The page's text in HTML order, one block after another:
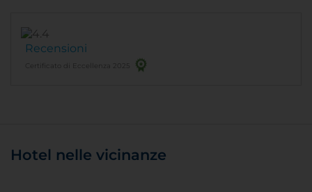
Recensioni
Certificato di Eccellenza 2025
Hotel nelle vicinanze